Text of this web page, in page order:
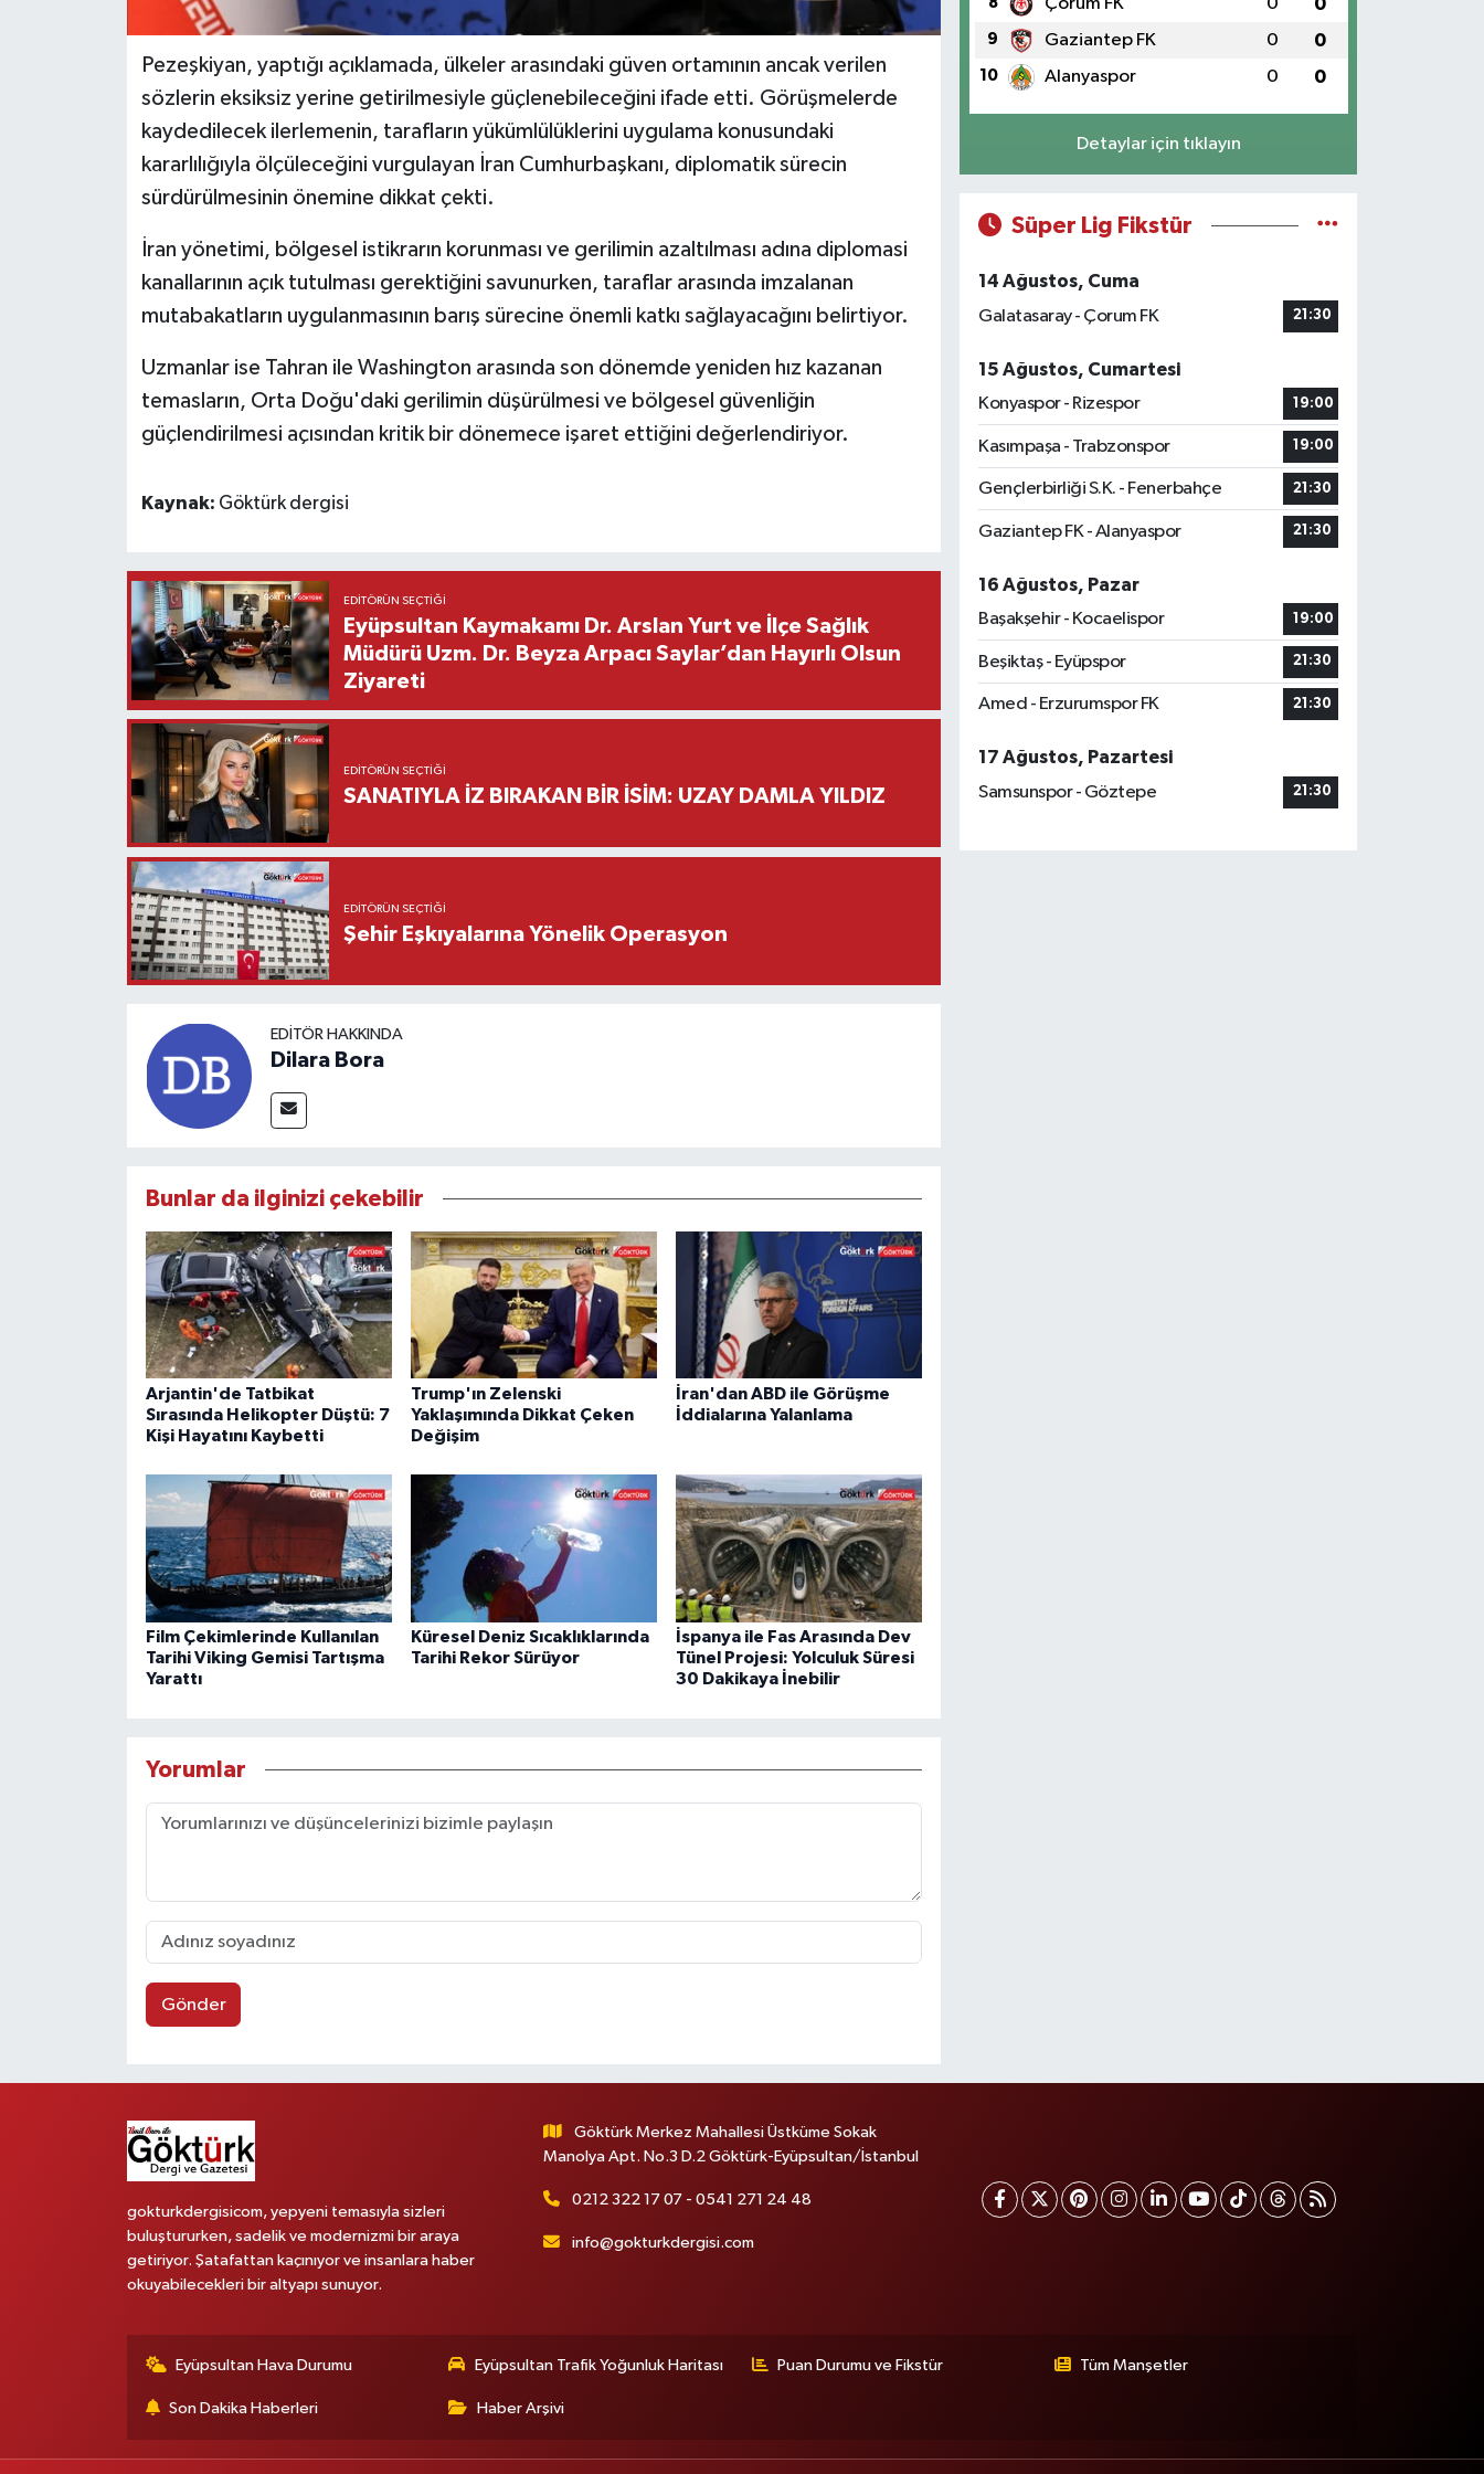
Pezeşkiyan, yaptığı açıklamada, ülkeler arasındaki güven ortamının ancak verilen
sözlerin eksiksiz yerine getirilmesiyle güçlenebileceğini ifade etti. Görüşmelerde
kaydedilecek ilerlemenin, tarafların yükümlülüklerini uygulama konusundaki
kararlılığıyla ölçüleceğini vurgulayan İran Cumhurbaşkanı, diplomatik sürecin
sürdürülmesinin önemine dikkat çekti.
İran yönetimi, bölgesel istikrarın korunması ve gerilimin azaltılması adına diplomasi
kanallarının açık tutulması gerektiğini savunurken, taraflar arasında imzalanan
mutabakatların uygulanmasının barış sürecine önemli katkı sağlayacağını belirtiyor.
Uzmanlar ise Tahran ile Washington arasında son dönemde yeniden hız kazanan
temasların, Orta Doğu'daki gerilimin düşürülmesi ve bölgesel güvenliğin
güçlendirilmesi açısından kritik bir dönemece işaret ettiğini değerlendiriyor.
Kaynak: Göktürk dergisi
EDITÖRÜN SEÇTIĞI
Eyüpsultan Kaymakamı Dr. Arslan Yurt ve İlçe Sağlık
Müdürü Uzm. Dr. Beyza Arpacı Saylar’dan Hayırlı Olsun
Ziyareti
EDITÖRÜN SEÇTIĞI
SANATIYLA İZ BIRAKAN BİR İSİM: UZAY DAMLA YILDIZ
EDITÖRÜN SEÇTIĞI
Şehir Eşkıyalarına Yönelik Operasyon
EDITÖR HAKKINDA
Dilara Bora
Bunlar da ilginizi çekebilir
Arjantin'de Tatbikat
Sırasında Helikopter Düştü: 7
Kişi Hayatını Kaybetti
Trump'ın Zelenski
Yaklaşımında Dikkat Çeken
Değişim
İran'dan ABD ile Görüşme
İddialarına Yalanlama
Film Çekimlerinde Kullanılan
Tarihi Viking Gemisi Tartışma
Yarattı
Küresel Deniz Sıcaklıklarında
Tarihi Rekor Sürüyor
İspanya ile Fas Arasında Dev
Tünel Projesi: Yolculuk Süresi
30 Dakikaya İnebilir
Yorumlar
Gönder
Çorum FK 0 0
9 Gaziantep FK 0 0
10 Alanyaspor 0 0
Detaylar için tıklayın
Süper Lig Fikstür
14 Ağustos, Cuma
Galatasaray - Çorum FK
21:30
15 Ağustos, Cumartesi
Konyaspor - Rizespor
19:00
Kasımpaşa - Trabzonspor 19:00
Gençlerbirliği S.K. - Fenerbahçe 21:30
Gaziantep FK - Alanyaspor 21:30
16 Ağustos, Pazar
Başakşehir - Kocaelispor
19:00
Beşiktaş - Eyüpspor 21:30
Amed - Erzurumspor FK 21:30
17 Ağustos, Pazartesi
Samsunspor - Göztepe
21:30
gokturkdergisicom, yepyeni temasıyla sizleri
buluştururken, sadelik ve modernizmi bir araya
getiriyor. Şatafattan kaçınıyor ve insanlara haber
okuyabilecekleri bir altyapı sunuyor.
Göktürk Merkez Mahallesi Üstküme Sokak
Manolya Apt. No.3 D.2 Göktürk-Eyüpsultan/İstanbul
0212 322 17 07 - 0541 271 24 48
info@gokturkdergisi.com
Eyüpsultan Hava Durumu Eyüpsultan Trafik Yoğunluk Haritası Puan Durumu ve Fikstür Tüm Manşetler
Son Dakika Haberleri Haber Arşivi